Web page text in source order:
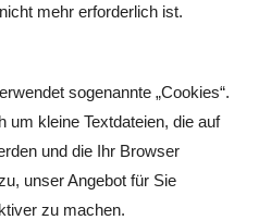
mehr erforderlich ist.
sogenannte „Cookies“.
um kleine Textdateien, die auf
und die Ihr Browser
unser Angebot für Sie
zu machen.